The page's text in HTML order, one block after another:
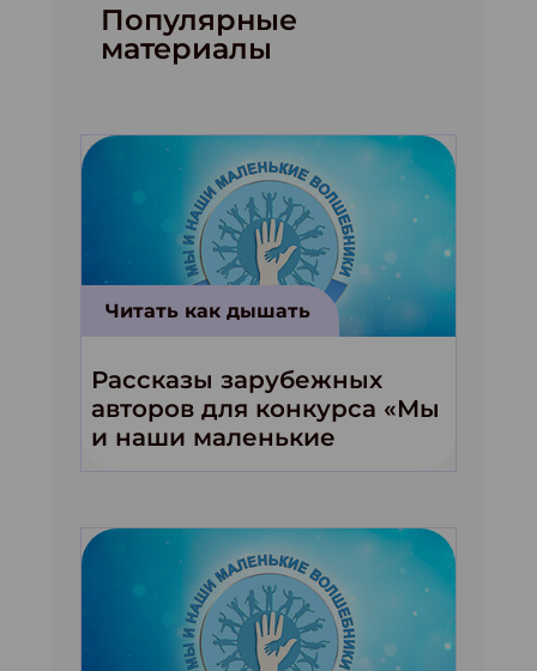
Популярные
материалы
Читать как дышать
Рассказы зарубежных
авторов для конкурса «Мы
и наши маленькие
волшебники!»